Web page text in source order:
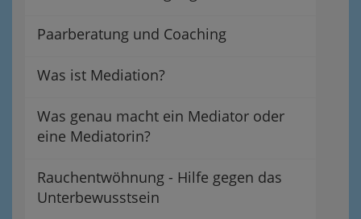
Paarberatung und Coaching
Was ist Mediation?
Was genau macht ein Mediator oder
eine Mediatorin?
Rauchentwöhnung - Hilfe gegen das
Unterbewusstsein